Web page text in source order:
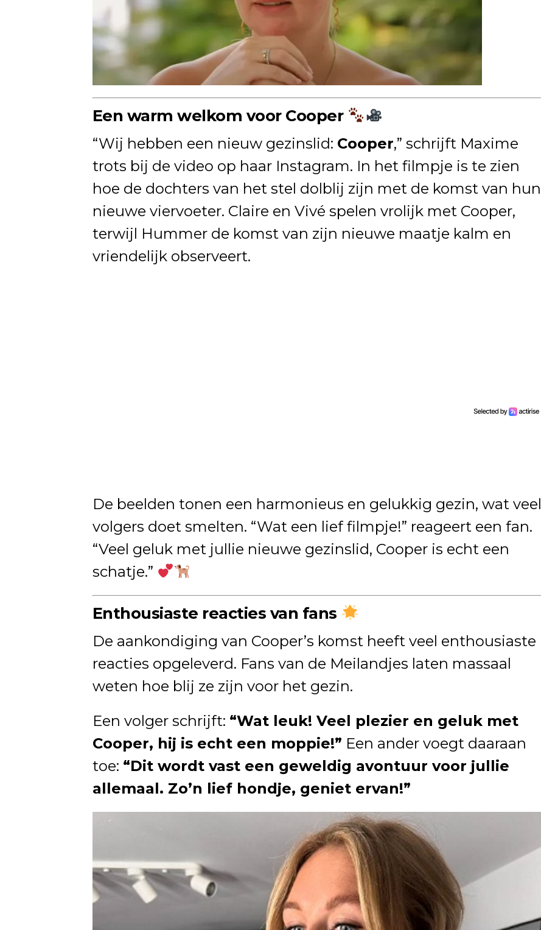
Een warm welkom voor Cooper
“Wij hebben een nieuw gezinslid: Cooper,” schrijft Maxime
trots bij de video op haar Instagram. In het filmpje is te zien
hoe de dochters van het stel dolblij zijn met de komst van hun
nieuwe viervoeter. Claire en Vivé spelen vrolijk met Cooper,
terwijl Hummer de komst van zijn nieuwe maatje kalm en
vriendelijk observeert.
De beelden tonen een harmonieus en gelukkig gezin, wat veel
volgers doet smelten. “Wat een lief filmpje!” reageert een fan.
“Veel geluk met jullie nieuwe gezinslid, Cooper is echt een
schatje.”
Enthousiaste reacties van fans
De aankondiging van Cooper’s komst heeft veel enthousiaste
reacties opgeleverd. Fans van de Meilandjes laten massaal
weten hoe blij ze zijn voor het gezin.
Een volger schrijft: “Wat leuk! Veel plezier en geluk met
Cooper, hij is echt een moppie!” Een ander voegt daaraan
toe: “Dit wordt vast een geweldig avontuur voor jullie
allemaal. Zo’n lief hondje, geniet ervan!”